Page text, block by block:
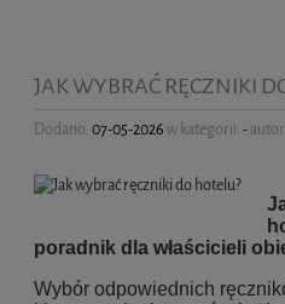
JAK WYBRAĆ RĘCZNIKI
Dodano:07-05-2026w kategorii:-
poradnik dla właścicieli
Wybór odpowiednich